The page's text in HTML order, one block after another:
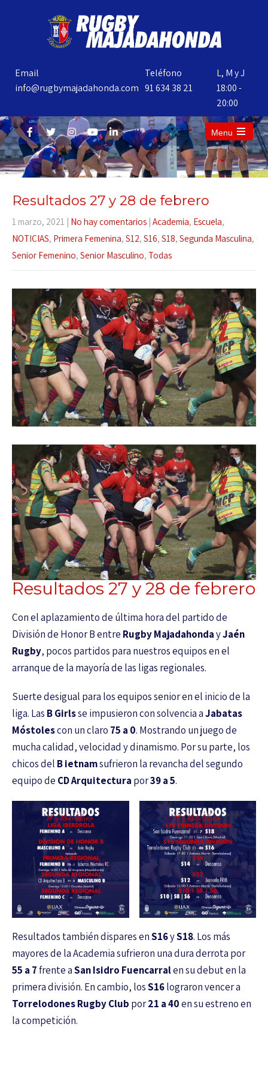
Email
info@rugbymajadahonda.com
Teléfono
91 634 38 21
L, M y J
18:00 -
20:00
Menu
Resultados 27 y 28 de febrero
1 marzo, 2021 | No hay comentarios | Academia, Escuela,
NOTICIAS, Primera Femenina, S12, S16, S18, Segunda Masculina,
Senior Femenino, Senior Masculino, Todas
Resultados 27 y 28 de febrero
Con el aplazamiento de última hora del partido de
División de Honor B entre Rugby MajadahondayJaén
Rugby, pocos partidos para nuestros equipos en el
arranque de la mayoría de las ligas regionales.
Suerte desigual para los equipos senior en el inicio de la
liga. Las B Girlsse impusieron con solvencia aJabatas
Móstolescon un claro 75 a 0. Mostrando un juego de
mucha calidad, velocidad y dinamismo. Por su parte, los
chicos del B ietnamsufrieron la revancha del segundo
equipo de CD Arquitectura por39 a 5.
Resultados también dispares enS16yS18. Los más
mayores de la Academia sufrieron una dura derrota por
55 a 7frente aSan Isidro Fuencarralen su debut en la
primera división. En cambio, losS16lograron vencer a
Torrelodones Rugby Club por21 a 40en su estreno en
la competición.